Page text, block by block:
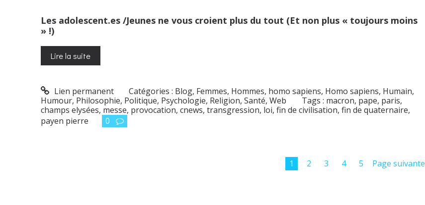
Les adolescent.es /Jeunes ne vous croient plus du tout (Et non plus « toujours moins
» !)
Lire la suite
Lien permanent Catégories : Blog, Femmes, Hommes, homo sapiens, Homo sapiens, Humain,
Humour, Philosophie, Politique, Psychologie, Religion, Santé, Web Tags : macron, pape, paris,
champs elysées, messe, provocation, cnews, transgression, loi, fin de civilisation, fin de quaternaire,
payen pierre
0
1 2 3 4 5 Page suivante